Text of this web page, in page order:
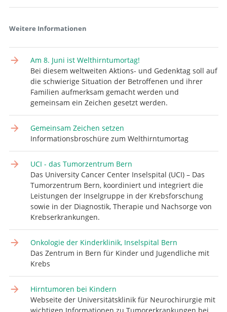
Weitere Informationen
Am 8. Juni ist Welthirntumortag!
Bei diesem weltweiten Aktions- und Gedenktag soll auf
die schwierige Situation der Betroffenen und ihrer
Familien aufmerksam gemacht werden und
gemeinsam ein Zeichen gesetzt werden.
Gemeinsam Zeichen setzen
Informationsbroschüre zum Welthirntumortag
UCI - das Tumorzentrum Bern
Das University Cancer Center Inselspital (UCI) – Das
Tumorzentrum Bern, koordiniert und integriert die
Leistungen der Inselgruppe in der Krebsforschung
sowie in der Diagnostik, Therapie und Nachsorge von
Krebserkrankungen.
Onkologie der Kinderklinik, Inselspital Bern
Das Zentrum in Bern für Kinder und Jugendliche mit
Krebs
Hirntumoren bei Kindern
Webseite der Universitätsklinik für Neurochirurgie mit
wichtigen Informationen zu Tumorerkrankungen bei